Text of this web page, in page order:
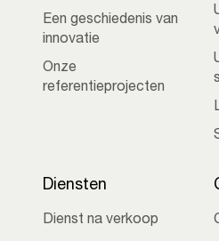
Een geschiedenis van
innovatie
Onze
referentieprojecten
Diensten
Dienst na verkoop